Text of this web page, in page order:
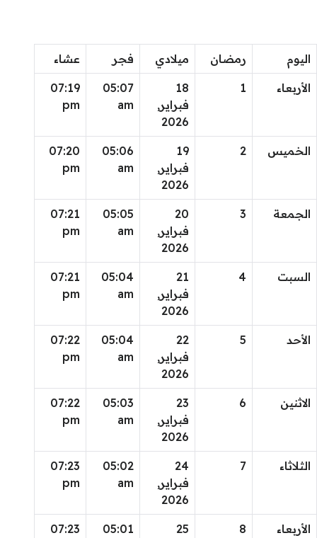
اليوم رمضان ميلادي فجر عشاء
الأربعاء 1
18
فبراير,
2026
05:07
am
07:19
pm
الخميس 2
19
فبراير,
2026
05:06
am
07:20
pm
الجمعة 3
20
فبراير,
2026
05:05
am
07:21
pm
السبت 4
21
فبراير,
2026
05:04
am
07:21
pm
الأحد 5
22
فبراير,
2026
05:04
am
07:22
pm
الاثنين 6
23
فبراير,
2026
05:03
am
07:22
pm
الثلاثاء 7
24
فبراير,
2026
05:02
am
07:23
pm
الأربعاء 8
25
05:01
07:23